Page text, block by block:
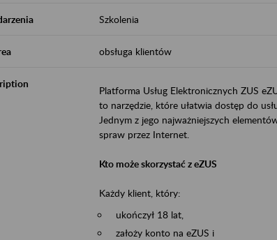
Szkolenia
obsługa klientów
Platforma Usług Elektronicznych ZUS
to narzędzie, które ułatwia dostęp do
Jednym z jego najważniejszych
spraw przez Internet.
Kto może skorzystać z eZUS
Każdy klient, który:
ukończył 18 lat,
założy konto na eZUS i